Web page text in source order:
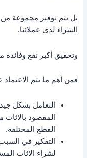
بل يتم توفير مجموعة
الشراء لدى عملائنا.
وتحقيق أكبر نفع وفائدة
فمن أهم ما يتم
التعامل بشكل
المقصود
القطع المختلفة.
التفكير في
لشراء الاثاث